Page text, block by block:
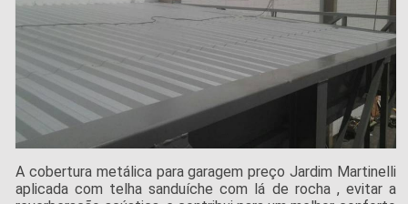
A cobertura metálica para garagem preço Jardim Martinelli
aplicada com telha sanduíche com lá de rocha , evitar a